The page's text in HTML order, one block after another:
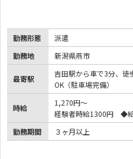
勤務形態
派遣
勤務地
新潟県燕市
最寄駅
吉田駅から車で3分、
OK（駐車場完備）
時給
1,270円～
経験者時給1300円 ◆給
勤務期間
３ヶ月以上